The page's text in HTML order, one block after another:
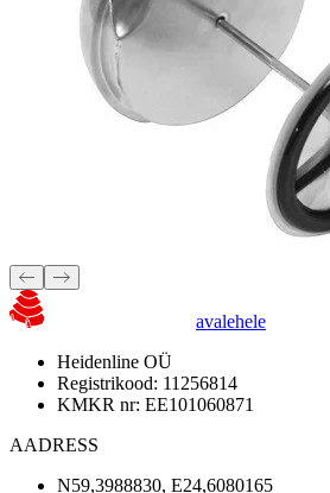
avalehele
Heidenline OÜ
Registrikood: 11256814
KMKR nr: EE101060871
AADRESS
N59,3988830, E24,6080165